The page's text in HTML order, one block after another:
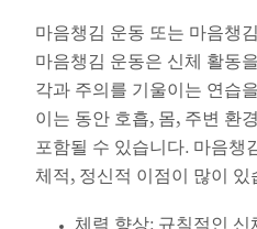
마음챙김 운동 또는 마음챙
마음챙김 운동은 신체 활동
각과 주의를 기울이는 연습
이는 동안 호흡, 몸, 주변 환
포함될 수 있습니다. 마음챙
체적, 정신적 이점이 많이 있